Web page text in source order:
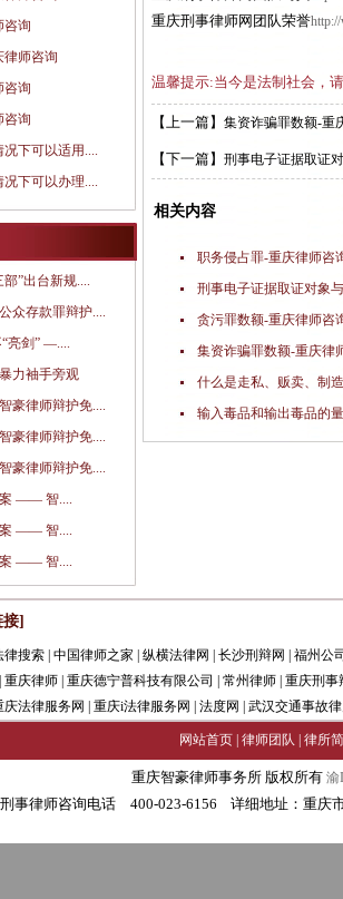
咨询
律师咨询
咨询
咨询
下可以适用....
下可以办理....
部”出台新规....
众存款罪辩护....
亮剑” —....
力袖手旁观
豪律师辩护免....
豪律师辩护免....
豪律师辩护免....
案 —— 智....
案 —— 智....
案 —— 智....
重庆刑事律师网团队荣誉
温馨提示:当今是法制社会，
【上一篇】 集资诈骗罪数额-重
【下一篇】 刑事电子证据取证
相关内容
职务侵占罪-重庆律师咨
刑事电子证据取证对象
贪污罪数额-重庆律师咨
集资诈骗罪数额-重庆律
什么是走私、贩卖、制
输入毒品和输出毒品的
]
律搜索 |中国律师之家 |纵横法律网 |长沙刑辩网 |福州公
|重庆律师 |重庆德宁普科技有限公司 |常州律师 |重庆刑事
庆法律服务网 |重庆i法律服务网 |法度网 |武汉交通事故
网站首页 律师团队 律所
重庆智豪律师事务所 版权所有渝
刑事律师咨询电话 400-023-6156 详细地址：重